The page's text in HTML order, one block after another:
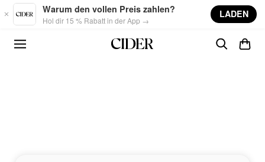
Skip to main content
Warum den vollen Preis zahlen?
Hol dir 15 % Rabatt in der App →
LADEN